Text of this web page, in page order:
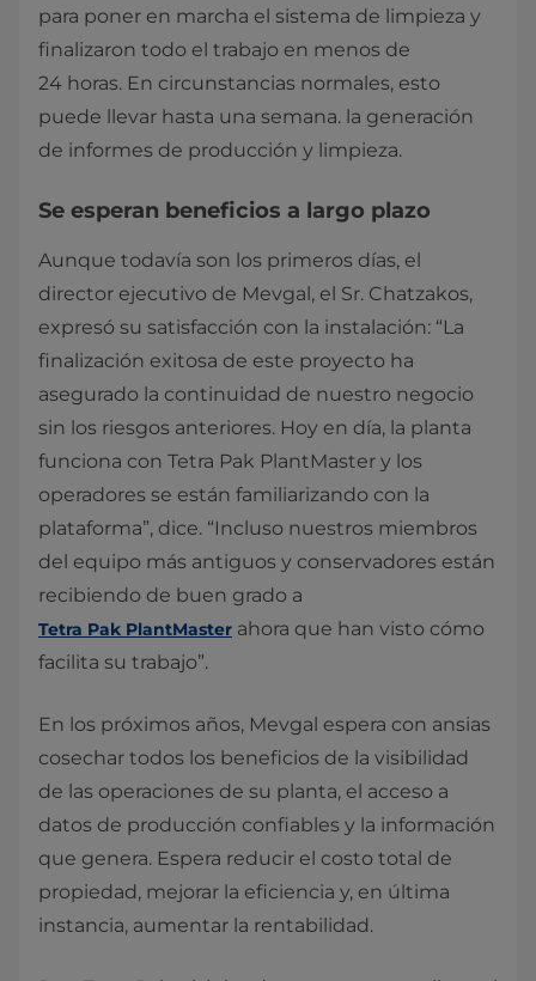
para poner en marcha el sistema de limpieza y
finalizaron todo el trabajo en menos de
24 horas. En circunstancias normales, esto
puede llevar hasta una semana. la generación
de informes de producción y limpieza.
Se esperan beneficios a largo plazo
Aunque todavía son los primeros días, el
director ejecutivo de Mevgal, el Sr. Chatzakos,
expresó su satisfacción con la instalación: “La
finalización exitosa de este proyecto ha
asegurado la continuidad de nuestro negocio
sin los riesgos anteriores. Hoy en día, la planta
funciona con Tetra Pak PlantMaster y los
operadores se están familiarizando con la
plataforma”, dice. “Incluso nuestros miembros
del equipo más antiguos y conservadores están
recibiendo de buen grado a
Tetra Pak PlantMaster ahora que han visto cómo
facilita su trabajo”.
En los próximos años, Mevgal espera con ansias
cosechar todos los beneficios de la visibilidad
de las operaciones de su planta, el acceso a
datos de producción confiables y la información
que genera. Espera reducir el costo total de
propiedad, mejorar la eficiencia y, en última
instancia, aumentar la rentabilidad.